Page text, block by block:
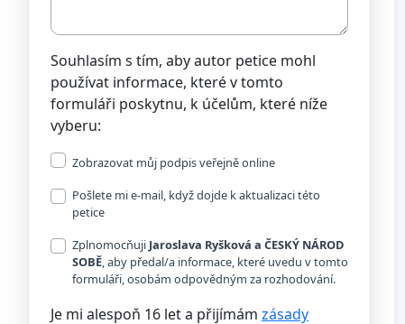
Souhlasím s tím, aby autor petice mohl
používat informace, které v tomto
formuláři poskytnu, k účelům, které níže
vyberu:
Zobrazovat můj podpis veřejně online
Pošlete mi e-mail, když dojde k aktualizaci této
petice
Zplnomocňuji Jaroslava Ryšková a ČESKÝ NÁROD
SOBĚ, aby předal/a informace, které uvedu v tomto
formuláři, osobám odpovědným za rozhodování.
Je mi alespoň 16 let a přijímám zásady